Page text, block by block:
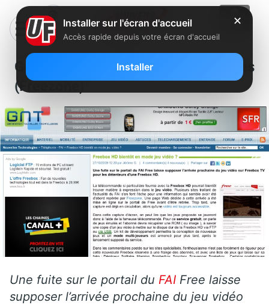
Génération nouvelles technologies
(Freezone)
Une fuite sur le portail du FAI Free laisse
supposer l’arrivée prochaine du jeu vidéo
✕
Installer sur l'écran d'accueil
Accès rapide depuis votre écran d'accueil
Installer